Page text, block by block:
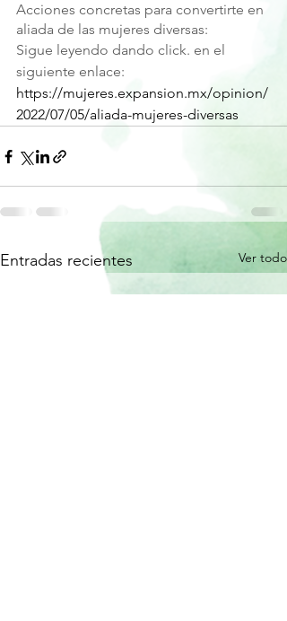
Acciones concretas para convertirte en
aliada de las mujeres diversas:
Sigue leyendo dando click. en el
siguiente enlace:
https://mujeres.expansion.mx/opinion/
2022/07/05/aliada-mujeres-diversas
Entradas recientes Ver todo